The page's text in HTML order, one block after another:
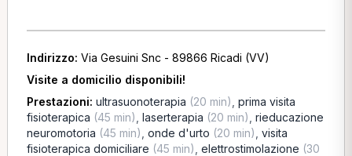
Indirizzo: Via Gesuini Snc - 89866 Ricadi (VV)
Visite a domicilio disponibili!
Prestazioni: ultrasuonoterapia (20 min) prima visita
fisioterapica (45 min) laserterapia (20 min) rieducazione
neuromotoria (45 min) onde d'urto (20 min) visita
fisioterapica domiciliare (45 min) elettrostimolazione (30